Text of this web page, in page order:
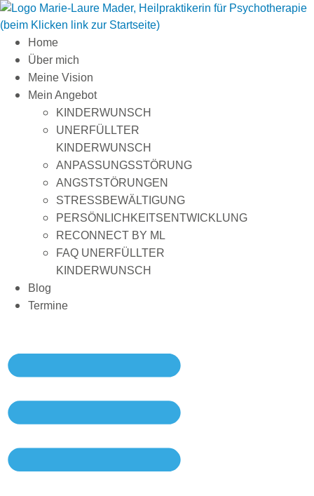
Zum
Inhalt
springenHome
Über mich
Meine Vision
Mein Angebot
KINDERWUNSCH
UNERFÜLLTER
KINDERWUNSCH
ANPASSUNGSSTÖRUNG
ANGSTSTÖRUNGEN
STRESSBEWÄLTIGUNG
PERSÖNLICHKEITSENTWICKLUNG
RECONNECT BY ML
FAQ UNERFÜLLTER
KINDERWUNSCH
Blog
Termine